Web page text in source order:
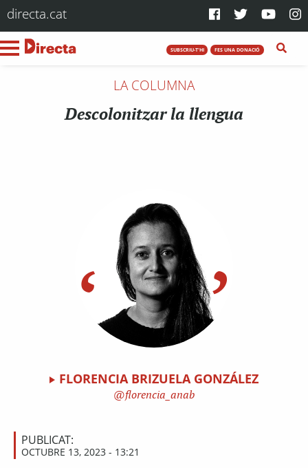
directa.cat
SUBSCRIU-T'HI FES UNA DONACIÓ
LA COLUMNA
Descolonitzar la llengua
FLORENCIA BRIZUELA GONZÁLEZ
florencia_anab
PUBLICAT:
OCTUBRE 13, 2023 - 13:21